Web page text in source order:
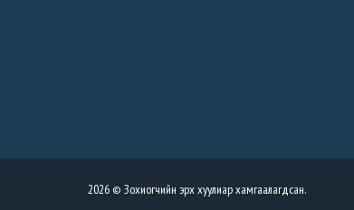
2026 © Зохиогчийн эрх хуулиар хамгаалагдсан.